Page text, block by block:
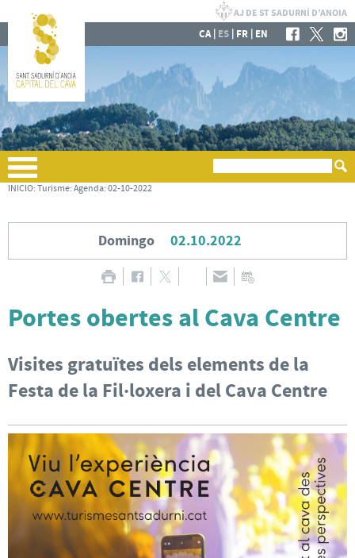
CA| ES | FR | EN
INICIO: Turisme: Agenda: 02-10-2022
Domingo 02.10.2022
Portes obertes al Cava Centre
Visites gratuïtes dels elements de la
Festa de la Fil·loxera i del Cava Centre